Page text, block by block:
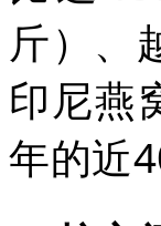
斤）、
印尼燕
年的近